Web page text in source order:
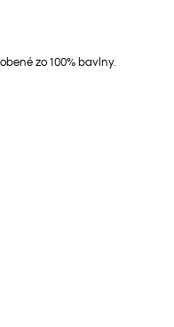
zo 100% bavlny.